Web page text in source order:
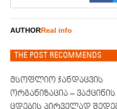
AUTHOR Real info
THE POST RECOMMENDS
მსოფლიო ჯანდაცვის
ორგანიზაცია – ვაქცინის
ცდების პირველად